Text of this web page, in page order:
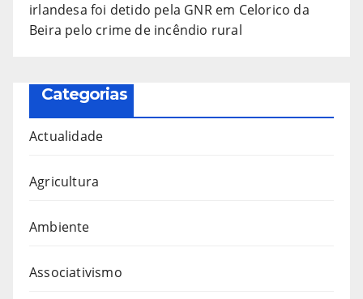
irlandesa foi detido pela GNR em Celorico da
Beira pelo crime de incêndio rural
Categorias
Actualidade
Agricultura
Ambiente
Associativismo